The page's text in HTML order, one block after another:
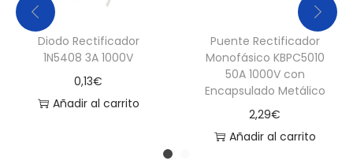
Diodo Rectificador
1N5408 3A 1000V
0,13€
Añadir al carrito
Puente Rectificador
Monofásico KBPC5010
50A 1000V con
Encapsulado Metálico
2,29€
Añadir al carrito